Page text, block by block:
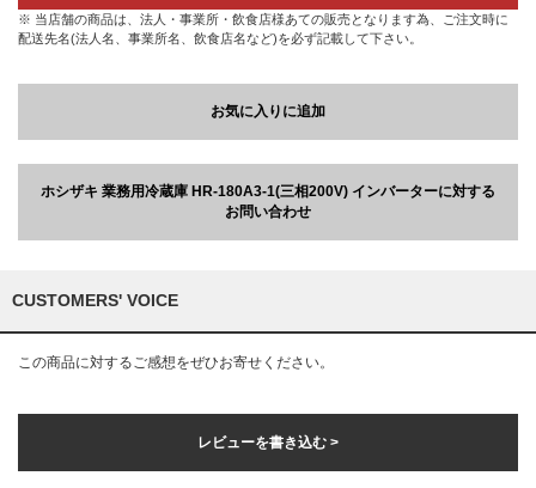
※ 当店舗の商品は、法人・事業所・飲食店様あての販売となります為、ご注文時に
配送先名(法人名、事業所名、飲食店名など)を必ず記載して下さい。
お気に入りに追加
ホシザキ 業務用冷蔵庫 HR-180A3-1(三相200V) インバーターに対する
お問い合わせ
CUSTOMERS' VOICE
この商品に対するご感想をぜひお寄せください。
レビューを書き込む >